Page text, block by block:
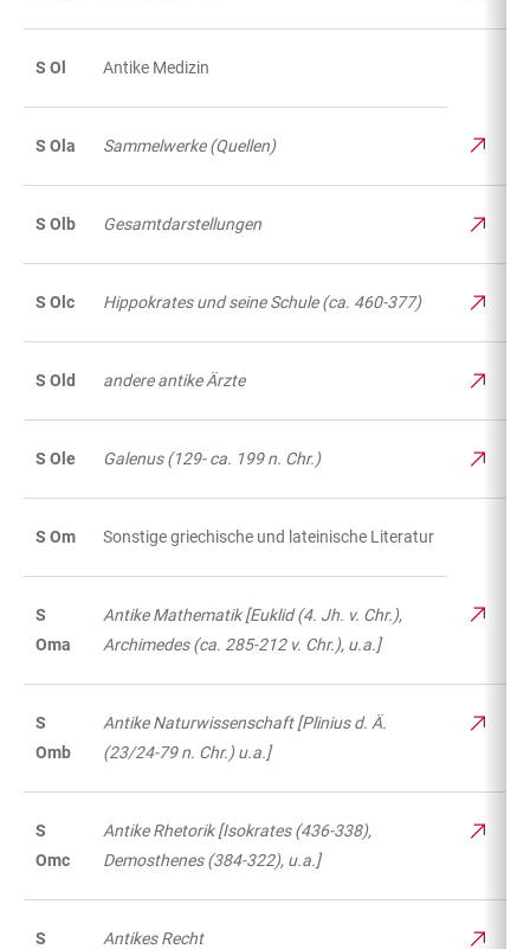
S Ol Antike Medizin
S Ola Sammelwerke (Quellen)
S Olb Gesamtdarstellungen
S Olc Hippokrates und seine Schule (ca. 460-377)
S Old andere antike Ärzte
S Ole Galenus (129- ca. 199 n. Chr.)
S Om Sonstige griechische und lateinische Literatur
S
Oma
Antike Mathematik [Euklid (4. Jh. v. Chr.),
Archimedes (ca. 285-212 v. Chr.), u.a.]
S
Omb
Antike Naturwissenschaft [Plinius d. Ä.
(23/24-79 n. Chr.) u.a.]
S
Omc
Antike Rhetorik [Isokrates (436-338),
Demosthenes (384-322), u.a.]
S
Antikes Recht